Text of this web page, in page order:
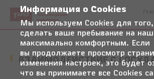
Федеральная
пассажирская
ВЗАИМОДЕЙСТВИЕ С
Информация о Cookies
Мы используем Cookies для
сделать ваше пребывание на
максимально комфортным. Если
вы продолжаете просмотр
изменения настроек, это будет
что вы принимаете все Cookies